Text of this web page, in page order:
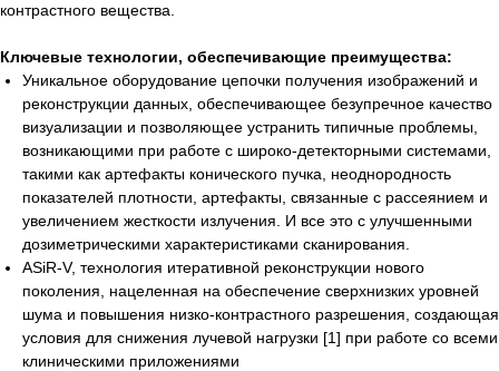
контрастного вещества.
Ключевые технологии, обеспечивающие преимущества:
Уникальное оборудование цепочки получения изображений и
реконструкции данных, обеспечивающее безупречное качество
визуализации и позволяющее устранить типичные проблемы,
возникающими при работе с широко-детекторными системами,
такими как артефакты конического пучка, неоднородность
показателей плотности, артефакты, связанные с рассеянием и
увеличением жесткости излучения. И все это с улучшенными
дозиметрическими характеристиками сканирования.
ASiR-V, технология итеративной реконструкции нового
поколения, нацеленная на обеспечение сверхнизких уровней
шума и повышения низко-контрастного разрешения, создающая
условия для снижения лучевой нагрузки [1] при работе со всеми
клиническими приложениями